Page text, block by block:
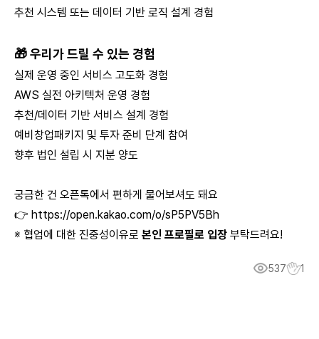
추천 시스템 또는 데이터 기반 로직 설계 경험
🎁 우리가 드릴 수 있는 경험
실제 운영 중인 서비스 고도화 경험
AWS 실전 아키텍처 운영 경험
추천/데이터 기반 서비스 설계 경험
예비창업패키지 및 투자 준비 단계 참여
향후 법인 설립 시 지분 양도
궁금한 건 오픈톡에서 편하게 물어보셔도 돼요
👉 https://open.kakao.com/o/sP5PV5Bh
※ 협업에 대한 진중성이유로 본인 프로필로 입장 부탁드려요!
537 1